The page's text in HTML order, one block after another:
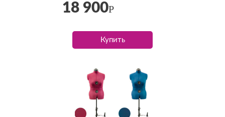
18 900Р
Купить